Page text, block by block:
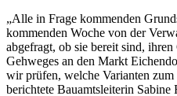
„Alle in Frage kommenden
kommenden Woche von der
abgefragt, ob sie bereit sind,
Gehweges an den Markt
wir prüfen, welche Varianten
berichtete Bauamtsleiterin Sabine